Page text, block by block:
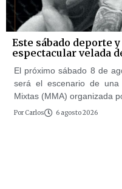
Este sábado deporte
espectacular velada
El próximo sábado 8 de
será el escenario de
Mixtas (MMA) organizada
Por Carlos 6 agosto 2026